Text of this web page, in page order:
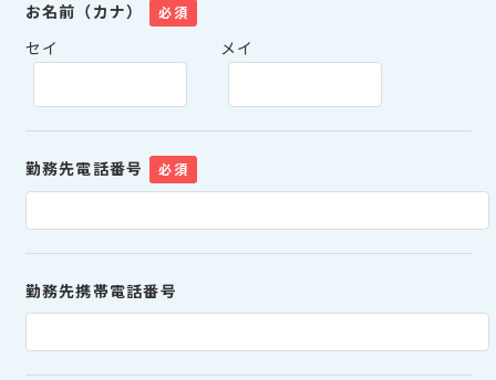
お名前（カナ） 必須
セイ メイ
勤務先電話番号 必須
勤務先携帯電話番号